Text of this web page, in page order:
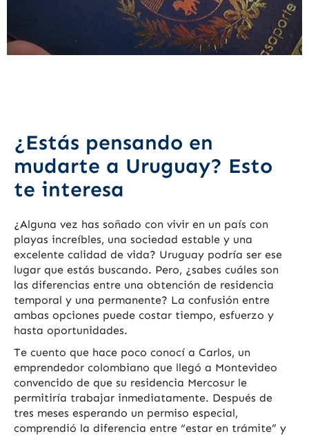
¿Estás pensando en
mudarte a Uruguay? Esto
te interesa
¿Alguna vez has soñado con vivir en un país con
playas increíbles, una sociedad estable y una
excelente calidad de vida? Uruguay podría ser ese
lugar que estás buscando. Pero, ¿sabes cuáles son
las diferencias entre una obtención de residencia
temporal y una permanente? La confusión entre
ambas opciones puede costar tiempo, esfuerzo y
hasta oportunidades.
Te cuento que hace poco conocí a Carlos, un
emprendedor colombiano que llegó a Montevideo
convencido de que su residencia Mercosur le
permitiría trabajar inmediatamente. Después de
tres meses esperando un permiso especial,
comprendió la diferencia entre “estar en trámite” y